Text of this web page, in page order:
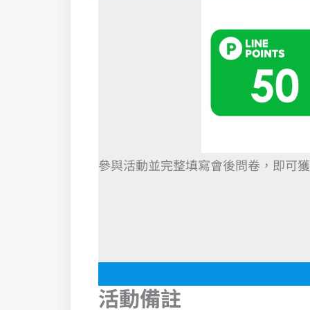
參與活動並完整填寫會後問卷，即可
活動備註